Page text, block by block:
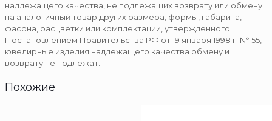
надлежащего качества, не подлежащих возврату или обмену
на аналогичный товар других размера, формы, габарита,
фасона, расцветки или комплектации, утвержденного
Постановлением Правительства РФ от 19 января 1998 г. № 55,
ювелирные изделия надлежащего качества обмену и
возврату не подлежат.
Похожие